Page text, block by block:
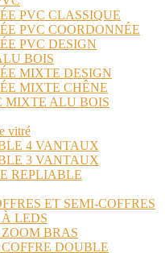
PVC CLASSIQUE
PVC COORDONNÉE
PVC DESIGN
BOIS
MIXTE DESIGN
MIXTE CHÊNE
MIXTE ALU BOIS
vitré
4 VANTAUX
3 VANTAUX
REPLIABLE
ET SEMI-COFFRES
LEDS
BRAS
DOUBLE